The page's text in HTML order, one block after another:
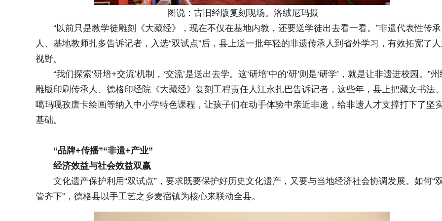
图说：古旧经版复刻现场。洛绒尼玛摄
“以前只是教学徒雕刻《大藏经》，现在不仅在基地内教，还要送学徒出去看一看。”非遗代表性传承
人、基地教师扎多告诉记者，入选“双试点”后，县上送一批年轻的非遗传承人到省外学习，有效拓宽了
视野。
“我们探索‘研培+交流’机制，‘交流’是送出去学。这‘研培’中的‘研’则是‘研学’，就是让非遗进校园。”州
雕版印刷传承人、德格印经院《大藏经》复刻工程责任人江永扎巴告诉记者，这些年，县上把藏文书法、
噶玛嘎孜唐卡绘画等纳入中小学特色课程，让孩子们在动手体验中亲近非遗，给非遗人才支撑打下了坚
基础。
“品牌+传播”“非遗+产业”
经济效益与社会效益双赢
文化遗产保护利用“双试点”，要求既要保护好历史文化遗产，又要与当地经济社会协调发展。如何“
管齐下”，德格县以手工艺之乡麦宿镇为核心来联动全县。